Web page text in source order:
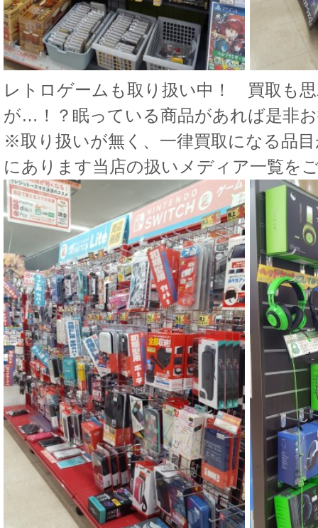
レトロゲームも取り扱い中！ 買取も
が…！？眠っている商品があれば是非
※取り扱いが無く、一律買取になる品
にあります当店の扱いメディア一覧を